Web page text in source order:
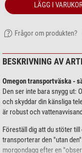
LÄGG I
Frågor om produkten?
BESKRIVNING AV
Omegon transportväska -
Den ser inte bara snygg ut:
och skyddar din känsliga
är robust och
Föreställ dig att du stöter
transporterar den "utan
morgondagg efter en